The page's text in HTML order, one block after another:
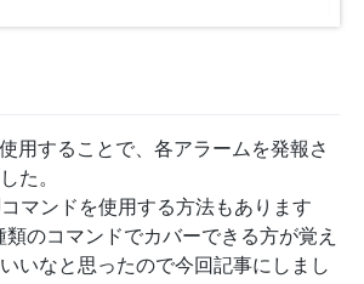
用することで、各アラームを発報さ
た。
マンドを使用する方法もあります
類のコマンドでカバーできる方が覚え
いなと思ったので今回記事にしまし